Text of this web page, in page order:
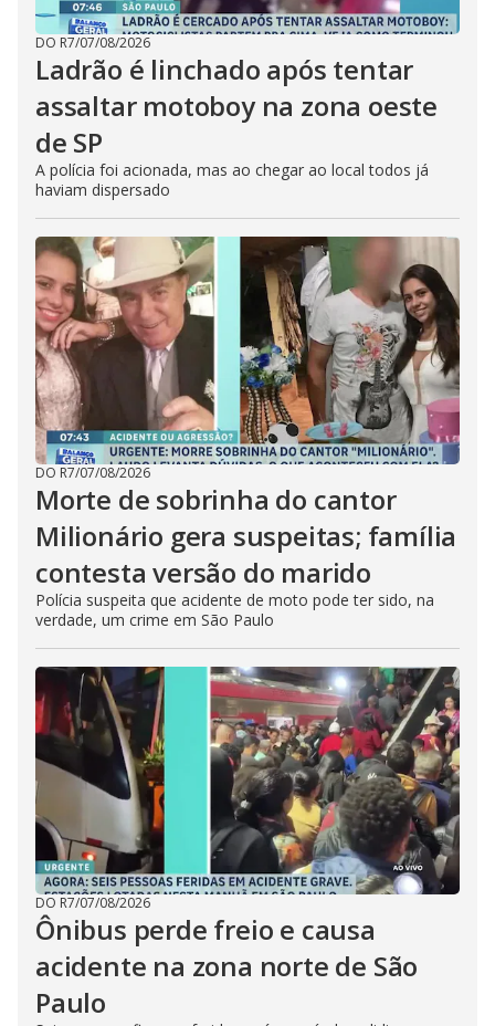
DO R7/07/08/2026
Ladrão é linchado após tentar
assaltar motoboy na zona oeste
de SP
A polícia foi acionada, mas ao chegar ao local todos já
haviam dispersado
DO R7/07/08/2026
Morte de sobrinha do cantor
Milionário gera suspeitas; família
contesta versão do marido
Polícia suspeita que acidente de moto pode ter sido, na
verdade, um crime em São Paulo
DO R7/07/08/2026
Ônibus perde freio e causa
acidente na zona norte de São
Paulo